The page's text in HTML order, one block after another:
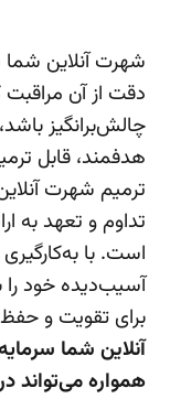
شهرت آنلاین شما
دقت از آن
چالش‌برانگیز
هدفمند، قابل
ترمیم شهرت
تداوم و تعهد به
است. با
آسیب‌دیده خود را
برای تقویت و حفظ
آنلاین شما
همواره می‌تواند